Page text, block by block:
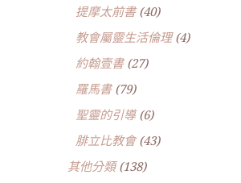
提摩太前書(40)
教會屬靈生活倫理(4)
約翰壹書(27)
羅馬書(79)
聖靈的引導(6)
腓立比教會(43)
其他分類(138)